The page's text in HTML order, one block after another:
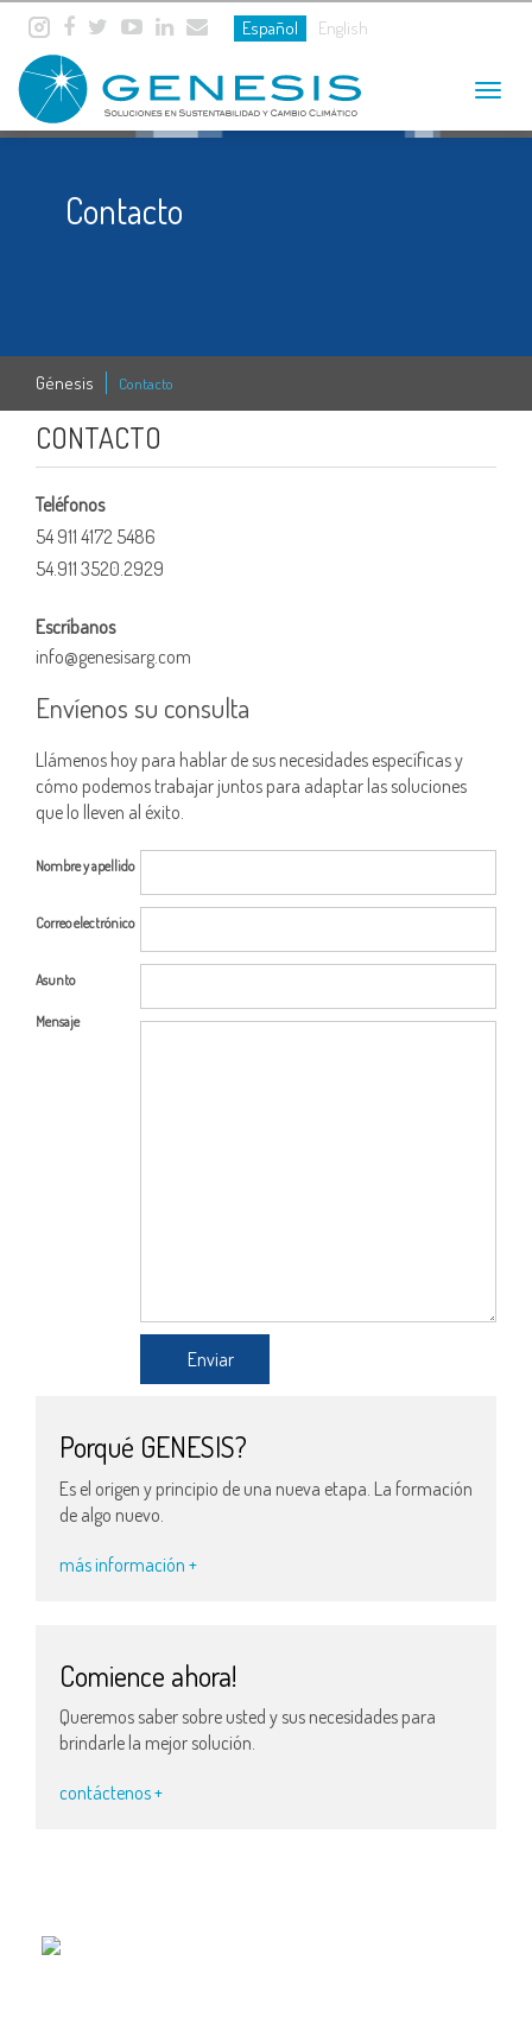
Español English
Toggle
Contacto
Génesis Contacto
CONTACTO
Teléfonos
54 911 4172 5486
54.911 3520.2929
Escríbanos
info@genesisarg.com
Envíenos su consulta
Llámenos hoy para hablar de sus necesidades específicas y
cómo podemos trabajar juntos para adaptar las soluciones
que lo lleven al éxito.
Nombre y apellido
Correo electrónico
Asunto
Mensaje
Porqué GENESIS?
Es el origen y principio de una nueva etapa. La formación
de algo nuevo.
más información +
Comience ahora!
Queremos saber sobre usted y sus necesidades para
brindarle la mejor solución.
contáctenos +